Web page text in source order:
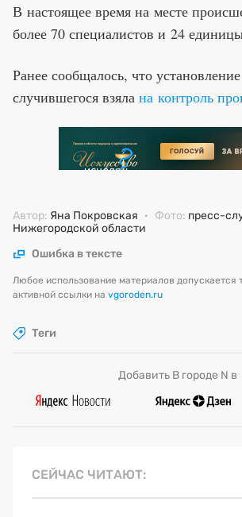
В настоящее время на месте
более 70 специалистов и 24
Ранее сообщалось, что установление
случившегося взяла на контроль
Автор: Яна Покровская · Фото: пресс-
Нижегородской области
Ошибка в тексте
Любое использование материалов допускается
активной ссылки на vgoroden.ru
Теги
Добавить В городе N в
СЕЙЧАС ЧИТАЮТ